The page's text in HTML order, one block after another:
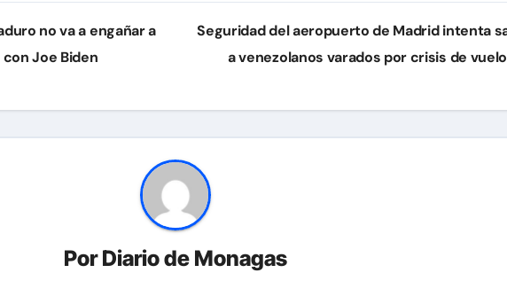
no va a engañar a
Joe Biden
Seguridad del aeropuerto de Madrid intenta
a venezolanos varados por crisis de
PorDiario de Monagas